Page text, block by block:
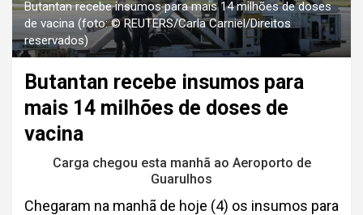
Butantan recebe insumos para mais 14 milhões de doses
de vacina (foto: © REUTERS/Carla Carniel/Direitos
reservados)
Butantan recebe insumos para
mais 14 milhões de doses de
vacina
Carga chegou esta manhã ao Aeroporto de
Guarulhos
Chegaram na manhã de hoje (4) os insumos para